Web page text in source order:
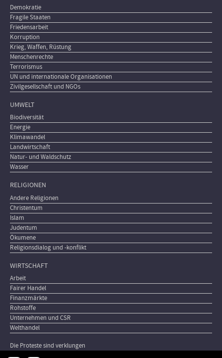
Demokratie
Fragile Staaten
Friedensarbeit
Korruption
Krieg, Waffen, Rüstung
Menschenrechte
Terrorismus
UN und internationale Organisationen
Zivilgesellschaft und NGOs
UMWELT
Biodiversität
Energie
Klimawandel
Landwirtschaft
Natur- und Waldschutz
Wasser
RELIGIONEN
Andere Religionen
Christentum
Islam
Judentum
Ökumene
Religionsdialog und -konflikt
WIRTSCHAFT
Arbeit
Fairer Handel
Finanzmärkte
Rohstoffe
Unternehmen und CSR
Welthandel
Die Proteste sind verklungen